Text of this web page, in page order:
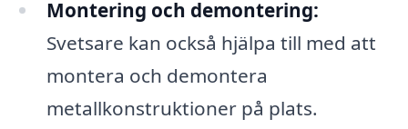
Montering och demontering:
Svetsare kan också hjälpa till med att
montera och demontera
metallkonstruktioner på plats.